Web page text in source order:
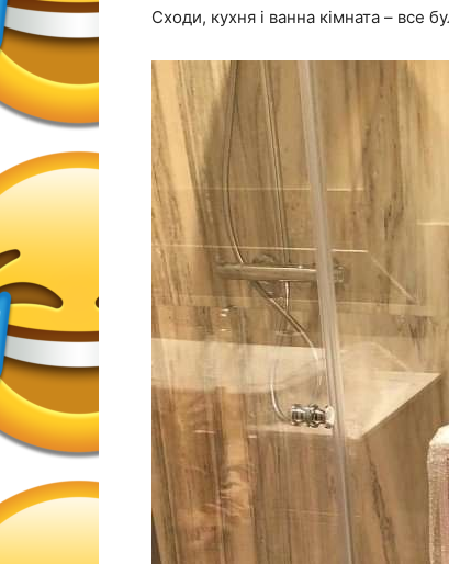
Сходи, кухня і ванна кімната –